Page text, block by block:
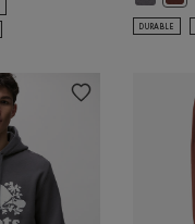
DURABLE